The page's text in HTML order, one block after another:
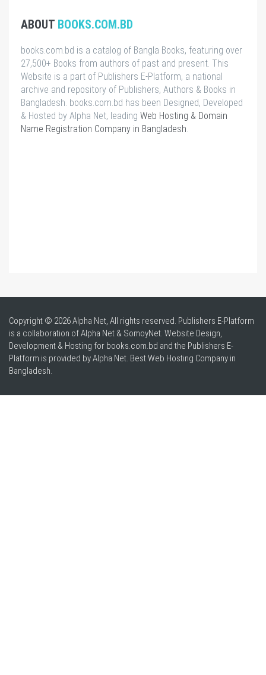
ABOUT BOOKS.COM.BD
books.com.bd is a catalog of Bangla Books, featuring over
27,500+ Books from authors of past and present. This
Website is a part of Publishers E-Platform, a national
archive and repository of Publishers, Authors & Books in
Bangladesh. books.com.bd has been Designed, Developed
& Hosted by Alpha Net, leading Web Hosting & Domain
Name Registration Company in Bangladesh
Copyright © 2026 Alpha Net, All rights reserved. Publishers E-Platform
is a collaboration of Alpha Net & SomoyNet. Website Design,
Development & Hosting for books.com.bd and the Publishers E-
Platform is provided by Alpha Net. BestWeb Hosting Company in
Bangladesh.